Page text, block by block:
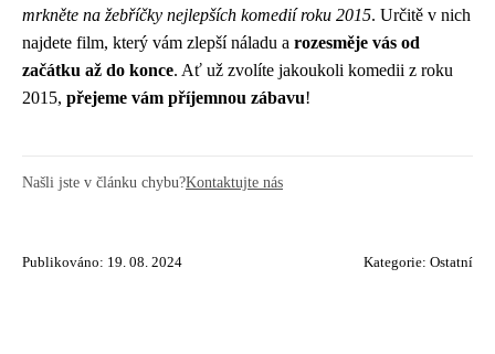
mrkněte na žebříčky nejlepších komedií roku 2015. Určitě v nich
najdete film, který vám zlepší náladu a rozesměje vás od
začátku až do konce. Ať už zvolíte jakoukoli komedii z roku
2015, přejeme vám příjemnou zábavu!
Našli jste v článku chybu?Kontaktujte nás
Publikováno: 19. 08. 2024 Kategorie: Ostatní